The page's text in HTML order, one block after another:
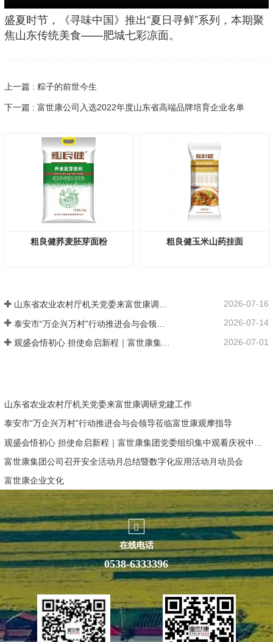
盛夏时节，《寻味中国》推出“夏日寻鲜”系列，本期聚
焦山东传统美食——肥城七彩凉面。
上一篇 : 粽子的前世今生
下一篇 : 富世康公司入选2022年度山东省高端品牌培育企业名单
粗良健荞麦胚芽面粉 粗良健玉米山药挂面
山东省农业农村厅机关党委来富世康调研党建工作 2026-07-16
2026-07-14
2026-07-01
山东省农业农村厅机关党委来富世康调研党建工作
泰安市“万企兴万村”行动推进会与会领导莅临富世康观摩指导
富世康集团公司召开安全活动月总结暨数字化应用活动月动员会
富世康企业文化
在线电话
0538-6333396